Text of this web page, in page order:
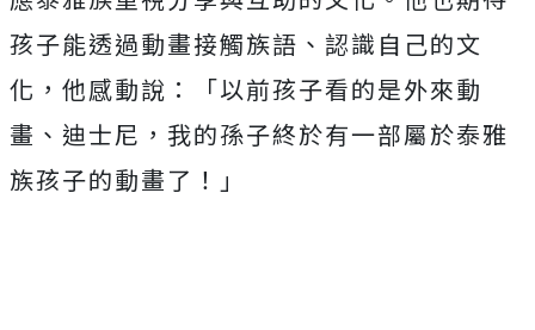
孩子能透過動畫接觸族語、認識自己的文
化，他感動說：「以前孩子看的是外來動
畫、迪士尼， 我的孫子終於有一部屬於泰雅
族孩子的動畫了！」